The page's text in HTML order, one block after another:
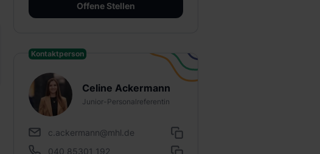
Offene Stellen
Kontaktperson
Celine Ackermann
Junior-Personalreferentin
c.ackermann@mhl.de
040 85301 192